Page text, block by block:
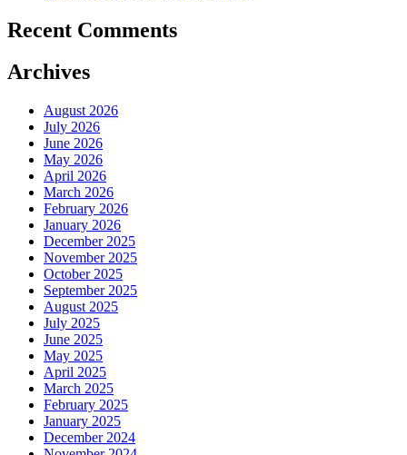
Recent Comments
Archives
August 2026
July 2026
June 2026
May 2026
April 2026
March 2026
February 2026
January 2026
December 2025
November 2025
October 2025
September 2025
August 2025
July 2025
June 2025
May 2025
April 2025
March 2025
February 2025
January 2025
December 2024